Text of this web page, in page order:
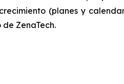
(planes y
ZenaTech.